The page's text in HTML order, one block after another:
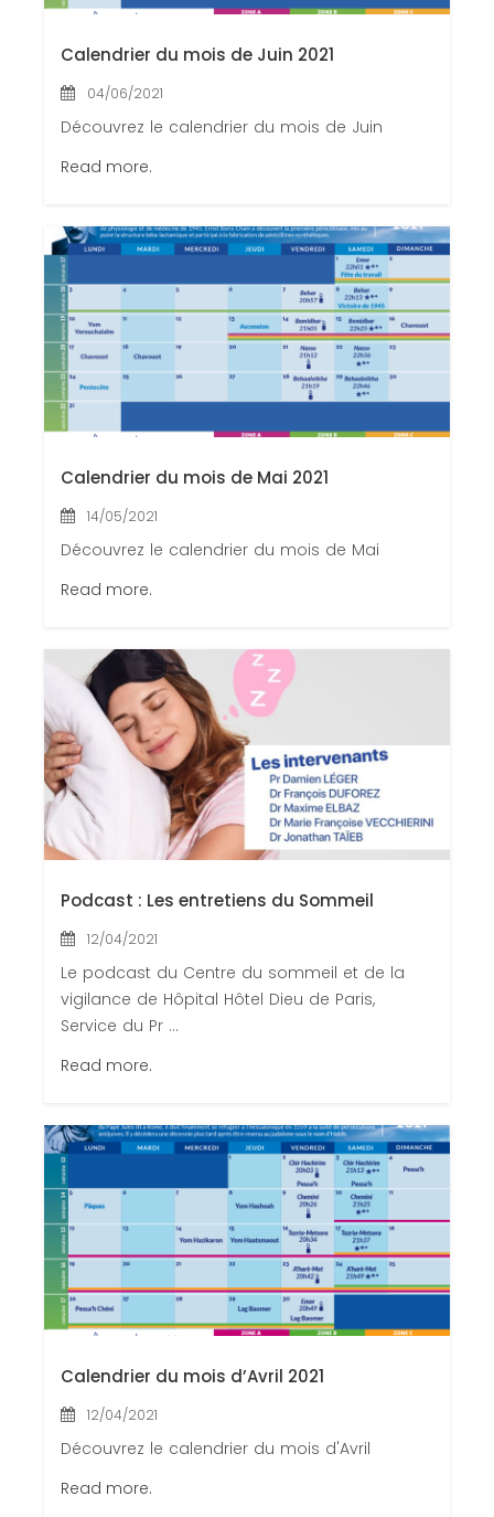
Calendrier du mois de Juin 2021
04/06/2021
Découvrez le calendrier du mois de Juin
Read more.
Calendrier du mois de Mai 2021
14/05/2021
Découvrez le calendrier du mois de Mai
Read more.
Podcast : Les entretiens du Sommeil
12/04/2021
Le podcast du Centre du sommeil et de la
vigilance de Hôpital Hôtel Dieu de Paris,
Service du Pr ...
Read more.
Calendrier du mois d’Avril 2021
12/04/2021
Découvrez le calendrier du mois d'Avril
Read more.